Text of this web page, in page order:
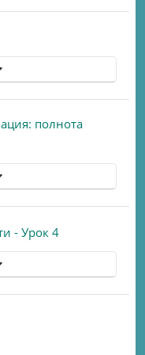
полнота
- Урок 4Quiz